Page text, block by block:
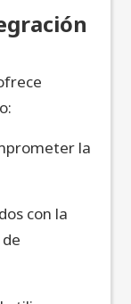
la
con la